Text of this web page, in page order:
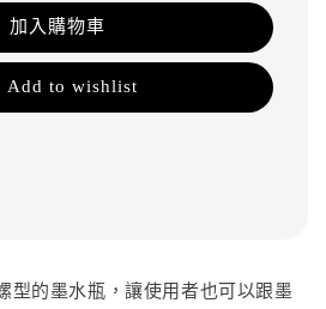
加入購物車
Add to wishlist
型的墨水瓶，讓使用者也可以跟墨